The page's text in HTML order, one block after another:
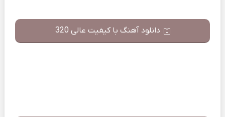
دانلود آهنگ با کیفیت عالی 320